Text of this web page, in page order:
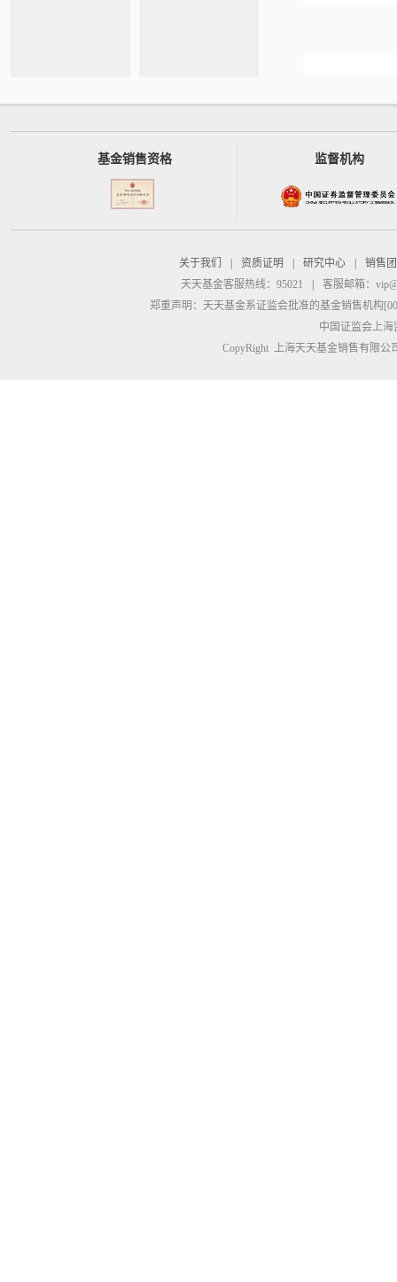
基金销售资格 监督机构
关于我们 资质证明 研究中心
销售
天天基金客服热线：95021
客服邮箱：
郑重声明： 天天基金系证监会批准的基金销售机构
中国证监会上
CopyRight 上海天天基金销售有限